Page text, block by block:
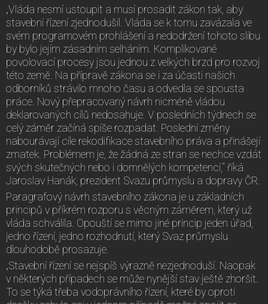
„Vláda nesmí ustoupit a musí prosadit zákon tak, aby
stavební řízení zjednodušil. Vláda se k tomu zavázala ve
svém programovém prohlášení a nedodržení tohoto slibu
by bylo jejím zásadním selháním. Komplikované
povolovací procesy jsou jednou z velkých brzd pro rozvoj
této země. Na přípravě zákona se i za účasti našich
odborníků strávilo mnoho času a odvedla se spousta
práce. Nový přepracovaný návrh nicméně vládou
deklarovaných cílů nedosahuje. V posledních týdnech se
celý záměr začíná spíše rozpadat. Poslední změny
nabourávají cíle rekodifikace stavebního práva a přinášejí
zmatek. Problémem je, že žádná ze stran se nechce vzdát
svých skutečných nebo i domnělých kompetencí,“ říká
Jaroslav Hanák, prezident Svazu průmyslu a dopravy ČR.
Paragrafový návrh stavebního zákona je u základních
principů v příkrém rozporu s věcným záměrem, který už
vláda schválila. Opouští se mimo jiné princip jeden úřad,
jedno řízení, jedno rozhodnutí, který Svaz průmyslu
dlouhodobě prosazuje.
„Stavební řízení se nejspíš výrazně nezjednoduší. Naopak
v některých případech se může nynější stav ještě zhoršit.
To se týká třeba vodoprávního řízení, které by oproti